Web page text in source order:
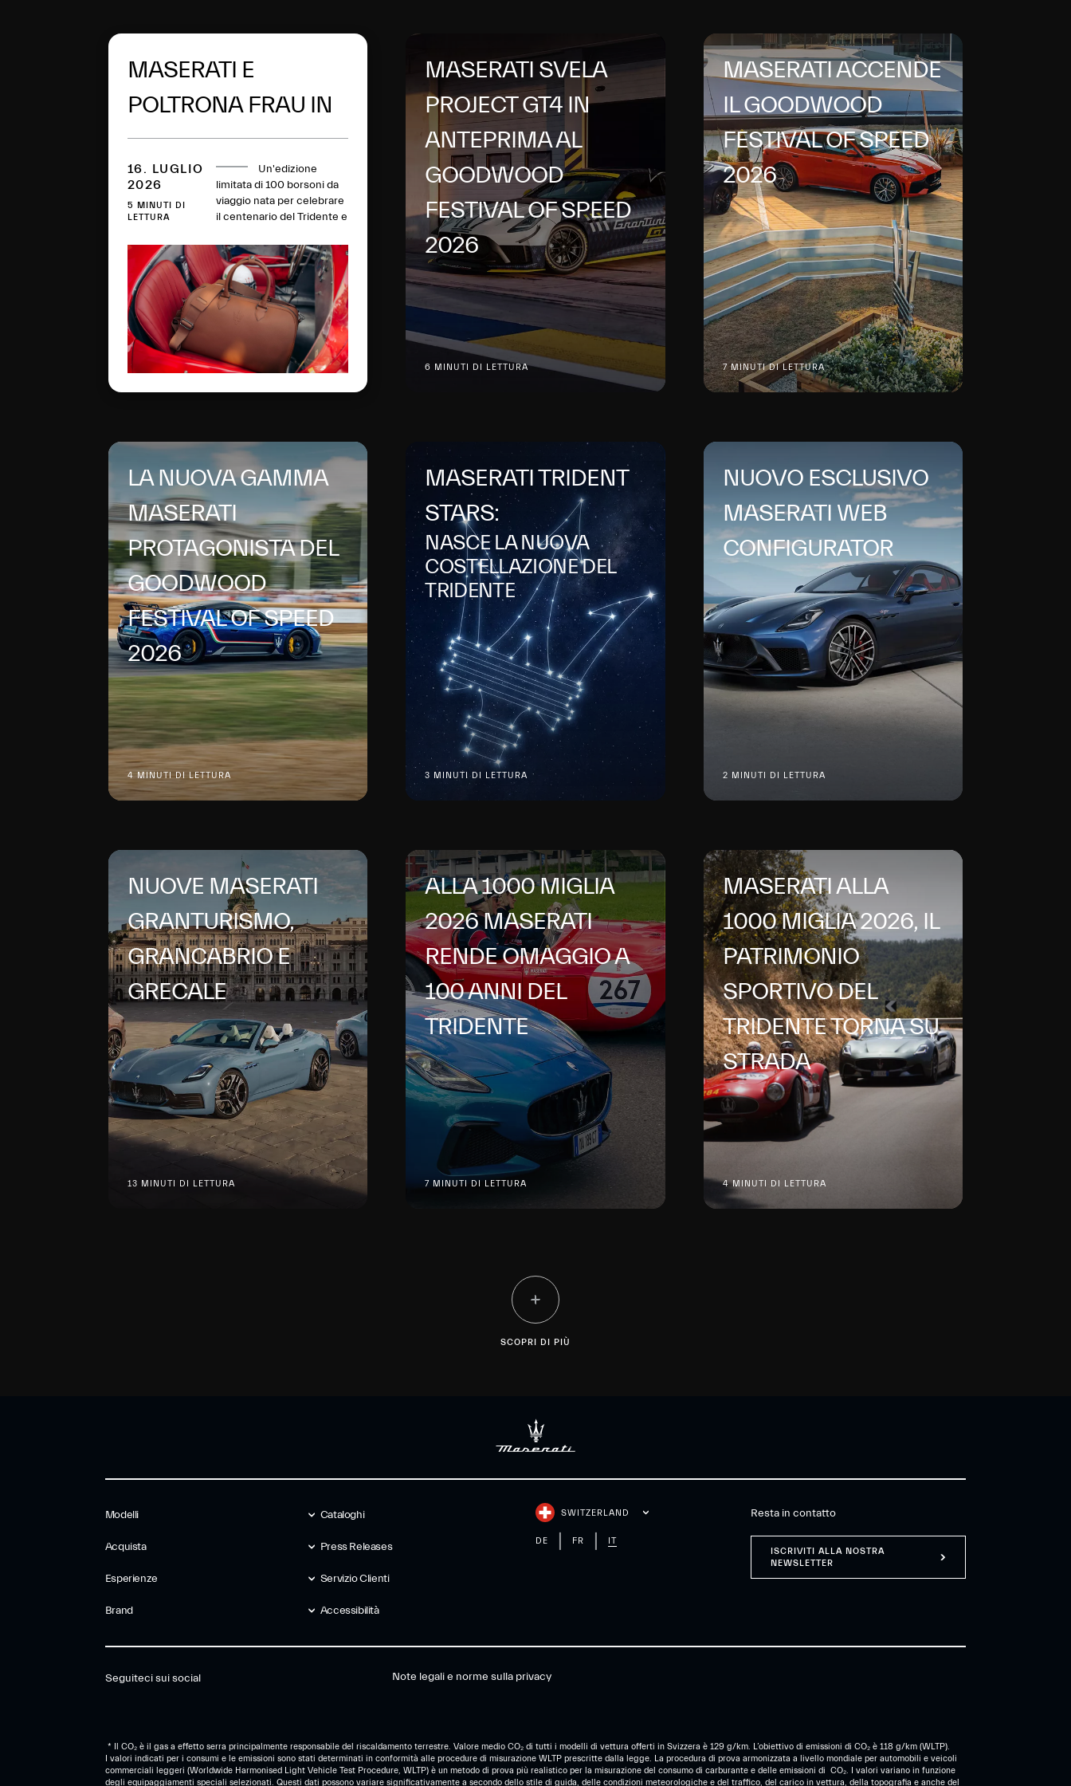
MASERATI E
POLTRONA FRAU IN
MOTION
PRESENTANO:
MASERATI
WEEKEND BAG
16. LUGLIO
2026
5 MINUTI DI
LETTURA
Un'edizione
limitata di 100 borsoni da
viaggio nata per celebrare
il centenario del Tridente e
Grand Touring attraverso
un equilibrio perfetto tra
eleganza senza tempo,
maestria artigianale,
sostenibilità e innovazione
MASERATI SVELA
PROJECT GT4 IN
ANTEPRIMA AL
GOODWOOD
FESTIVAL OF SPEED
2026
6 MINUTI DI LETTURA
MASERATI ACCENDE
IL GOODWOOD
FESTIVAL OF SPEED
2026
7 MINUTI DI LETTURA
LA NUOVA GAMMA
MASERATI
PROTAGONISTA DEL
GOODWOOD
FESTIVAL OF SPEED
2026
4 MINUTI DI LETTURA
MASERATI TRIDENT
STARS:
NASCE LA NUOVA
COSTELLAZIONE DEL
TRIDENTE
3 MINUTI DI LETTURA
NUOVO ESCLUSIVO
MASERATI WEB
CONFIGURATOR
2 MINUTI DI LETTURA
NUOVE MASERATI
GRANTURISMO,
GRANCABRIO E
GRECALE
13 MINUTI DI LETTURA
ALLA 1000 MIGLIA
2026 MASERATI
RENDE OMAGGIO A
100 ANNI DEL
TRIDENTE
7 MINUTI DI LETTURA
MASERATI ALLA
1000 MIGLIA 2026, IL
PATRIMONIO
SPORTIVO DEL
TRIDENTE TORNA SU
STRADA
4 MINUTI DI LETTURA
SCOPRI DI PIÙ
Modelli
Acquista
Esperienze
Brand
Cataloghi
Press Releases
Servizio Clienti
Accessibilità
SWITZERLAND
DE FR IT
Resta in contatto
ISCRIVITI ALLA NOSTRA
NEWSLETTER
Seguiteci sui social Note legali e norme sulla privacy
* Il CO₂ è il gas a effetto serra principalmente responsabile del riscaldamento terrestre. Valore medio CO₂ di tutti i modelli di vettura offerti in Svizzera è 129 g/km. L’obiettivo di emissioni di CO₂ è 118 g/km (WLTP).
I valori indicati per i consumi e le emissioni sono stati determinati in conformità alle procedure di misurazione WLTP prescritte dalla legge. La procedura di prova armonizzata a livello mondiale per automobili e veicoli
commerciali leggeri (Worldwide Harmonised Light Vehicle Test Procedure, WLTP) è un metodo di prova più realistico per la misurazione del consumo di carburante e delle emissioni di CO₂. I valori variano in funzione
degli equipaggiamenti speciali selezionati. Questi dati possono variare significativamente a secondo dello stile di guida, delle condizioni meteorologiche e del traffico, del carico in vettura, della topografia e anche del